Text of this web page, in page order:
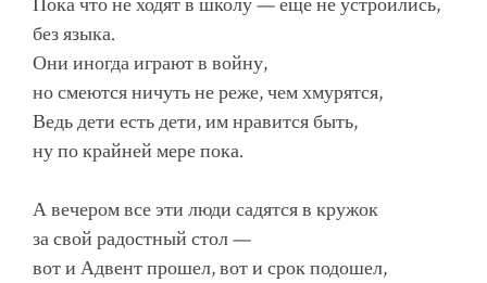
без языка.
Они иногда играют в войну,
но смеются ничуть не реже, чем хмурятся,
Ведь дети есть дети, им нравится быть,
ну по крайней мере пока.
А вечером все эти люди садятся в кружок
за свой радостный стол —
вот и Адвент прошел, вот и срок подошел,